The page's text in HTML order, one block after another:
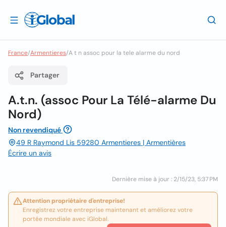
France/Armentieres/A t n assoc pour la tele alarme du nord
Partager
A.t.n. (assoc Pour La Télé-alarme Du
Nord)
Non revendiqué
49 R Raymond Lis 59280 Armentieres | Armentières
Écrire un avis
Dernière mise à jour : 2/15/23, 5:37 PM
Attention propriétaire d'entreprise!
Enregistrez votre entreprise maintenant et améliorez votre
portée mondiale avec iGlobal.